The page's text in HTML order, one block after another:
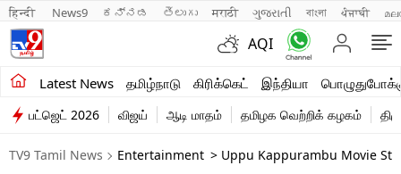
हिन्दी News9 ಕನ್ನಡ తెలుగు मराठी ગુજરાતી বাংলা ਪੰਜਾਬੀ
AQI
Latest News தமிழ்நாடு கிரிக்கெட் இந்தியா
சமீபத்திய செய்திகள்
தமிழ்நாடு
இந்தியா
பட்ஜெட் 2026 விஜய் ஆடி மாதம் தமிழக வெற்றிக் கழகம்
TV9 Tamil News Entertainment > Uppu Kappurambu Movie